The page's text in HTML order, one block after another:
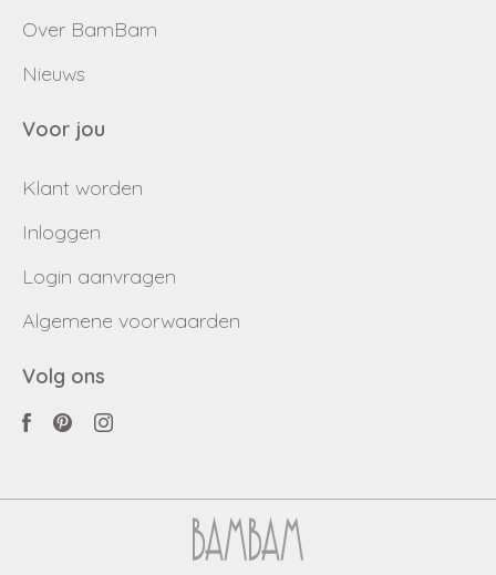
Over BamBam
Nieuws
Voor jou
Klant worden
Inloggen
Login aanvragen
Algemene voorwaarden
Volg ons